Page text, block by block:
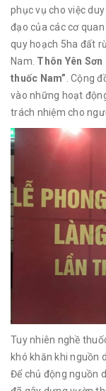
phục vụ cho việc
đạo của các cơ
quy hoạch 5ha đất
Nam. Thôn Yên
thuốc Nam”. Cộng
vào những hoạt
trách nhiệm cho
Tuy nhiên nghề
khó khăn khi nguồn
Để chủ động nguồn